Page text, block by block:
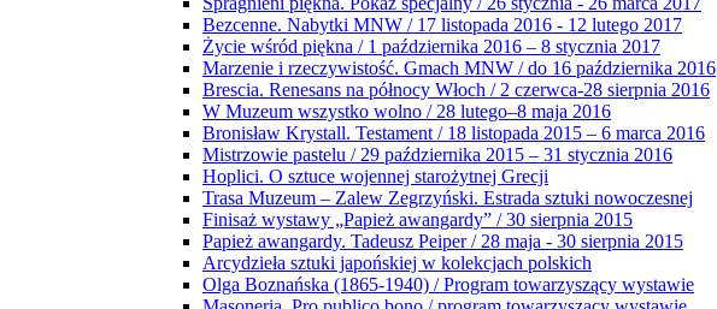
Bezcenne. Nabytki MNW / 17 listopada 2016 - 12 lutego 2017
Życie wśród piękna / 1 października 2016 – 8 stycznia 2017
Marzenie i rzeczywistość. Gmach MNW / do 16 października 2016
Brescia. Renesans na północy Włoch / 2 czerwca-28 sierpnia 2016
W Muzeum wszystko wolno / 28 lutego–8 maja 2016
Bronisław Krystall. Testament / 18 listopada 2015 – 6 marca 2016
Mistrzowie pastelu / 29 października 2015 – 31 stycznia 2016
Hoplici. O sztuce wojennej starożytnej Grecji
Trasa Muzeum – Zalew Zegrzyński. Estrada sztuki nowoczesnej
Finisaż wystawy „Papież awangardy” / 30 sierpnia 2015
Papież awangardy. Tadeusz Peiper / 28 maja - 30 sierpnia 2015
Arcydzieła sztuki japońskiej w kolekcjach polskich
Olga Boznańska (1865-1940) / Program towarzyszący wystawie